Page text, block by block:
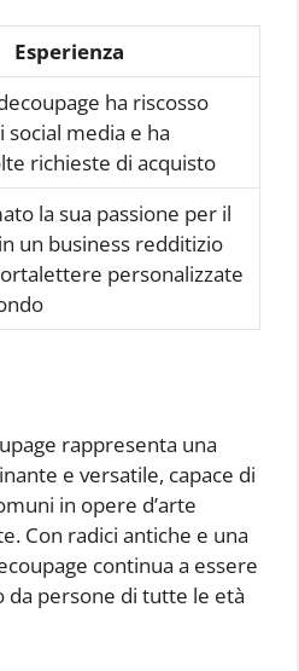
Esperienza
ha riscosso
social media e ha
richieste di acquisto
la sua passione per il
un business redditizio
personalizzate
rappresenta una
e versatile, capace di
in opere d’arte
Con radici antiche e una
continua a essere
da persone di tutte le età